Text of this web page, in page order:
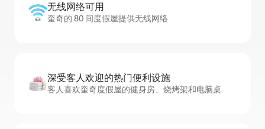
无线网络可用
奎奇的 80 间度假屋提供无线网络
深受客人欢迎的热门便利设施
客人喜欢奎奇度假屋的健身房、烧烤架和电脑桌